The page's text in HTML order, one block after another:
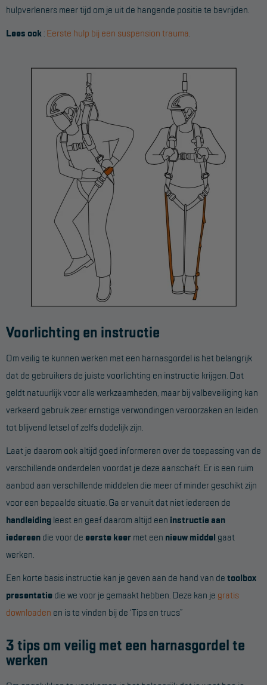
hulpverleners meer tijd om je uit de hangende positie te bevrijden.
Lees ook: Eerste hulp bij een suspension trauma
Voorlichting en instructie
Om veilig te kunnen werken met een harnasgordel is het belangrijk
dat de gebruikers de juiste voorlichting en instructie krijgen. Dat
geldt natuurlijk voor alle werkzaamheden, maar bij valbeveiliging kan
verkeerd gebruik zeer ernstige verwondingen veroorzaken en leiden
tot blijvend letsel of zelfs dodelijk zijn.
Laat je daarom ook altijd goed informeren over de toepassing van de
verschillende onderdelen voordat je deze aanschaft. Er is een ruim
aanbod aan verschillende middelen die meer of minder geschikt zijn
voor een bepaalde situatie. Ga er vanuit dat niet iedereen de
handleiding leest en geef daarom altijd een instructie aan
iedereen die voor de eerste keer met een nieuw middel gaat
werken.
Een korte basis instructie kan je geven aan de hand van de toolbox
presentatie die we voor je gemaakt hebben. Deze kan je gratis
downloaden en is te vinden bij de ‘Tips en trucs”
3 tips om veilig met een harnasgordel te
werken